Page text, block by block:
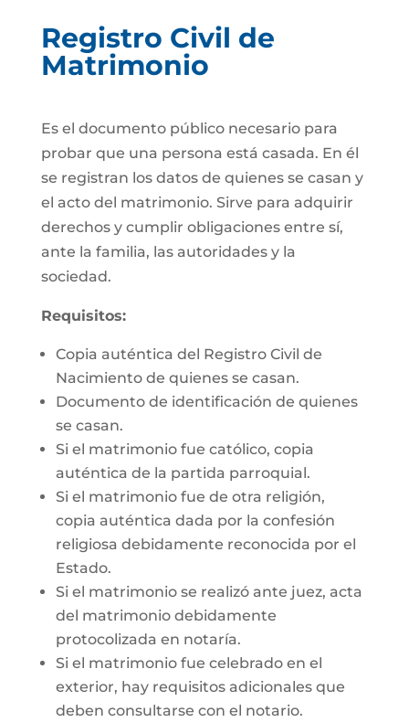
Registro Civil de
Matrimonio
Es el documento público necesario para
probar que una persona está casada. En él
se registran los datos de quienes se casan y
el acto del matrimonio. Sirve para adquirir
derechos y cumplir obligaciones entre sí,
ante la familia, las autoridades y la
sociedad.
Requisitos:
Copia auténtica del Registro Civil de
Nacimiento de quienes se casan.
Documento de identificación de quienes
se casan.
Si el matrimonio fue católico, copia
auténtica de la partida parroquial.
Si el matrimonio fue de otra religión,
copia auténtica dada por la confesión
religiosa debidamente reconocida por el
Estado.
Si el matrimonio se realizó ante juez, acta
del matrimonio debidamente
protocolizada en notaría.
Si el matrimonio fue celebrado en el
exterior, hay requisitos adicionales que
deben consultarse con el notario.